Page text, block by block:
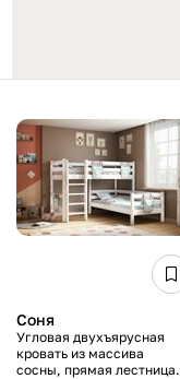
Соня
Угловая двухъярусная
кровать из массива
сосны, прямая лестница,